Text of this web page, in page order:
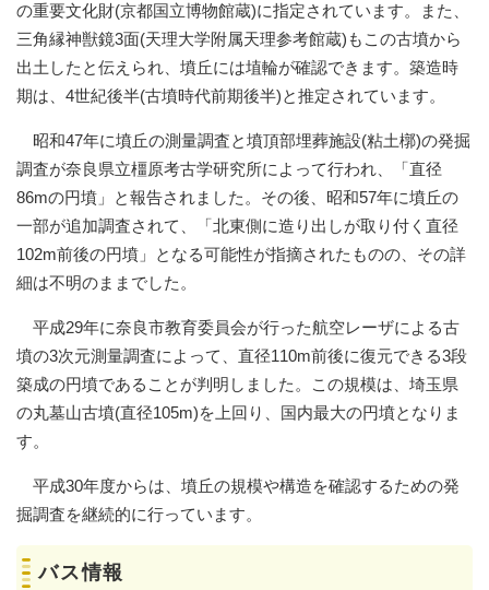
の重要文化財(京都国立博物館蔵)に指定されています。また、
三角縁神獣鏡3面(天理大学附属天理参考館蔵)もこの古墳から
出土したと伝えられ、墳丘には埴輪が確認できます。築造時
期は、4世紀後半(古墳時代前期後半)と推定されています。
昭和47年に墳丘の測量調査と墳頂部埋葬施設(粘土槨)の発掘
調査が奈良県立橿原考古学研究所によって行われ、「直径
86mの円墳」と報告されました。その後、昭和57年に墳丘の
一部が追加調査されて、「北東側に造り出しが取り付く直径
102m前後の円墳」となる可能性が指摘されたものの、その詳
細は不明のままでした。
平成29年に奈良市教育委員会が行った航空レーザによる古
墳の3次元測量調査によって、直径110m前後に復元できる3段
築成の円墳であることが判明しました。この規模は、埼玉県
の丸墓山古墳(直径105m)を上回り、国内最大の円墳となりま
す。
平成30年度からは、墳丘の規模や構造を確認するための発
掘調査を継続的に行っています。
バス情報